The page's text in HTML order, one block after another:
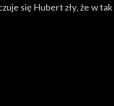
się Hubert zły, że w
wciąż próbuje